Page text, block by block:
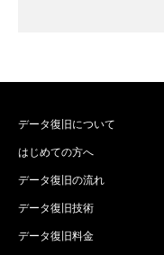
データ復旧について
はじめての方へ
データ復旧の流れ
データ復旧技術
データ復旧料金